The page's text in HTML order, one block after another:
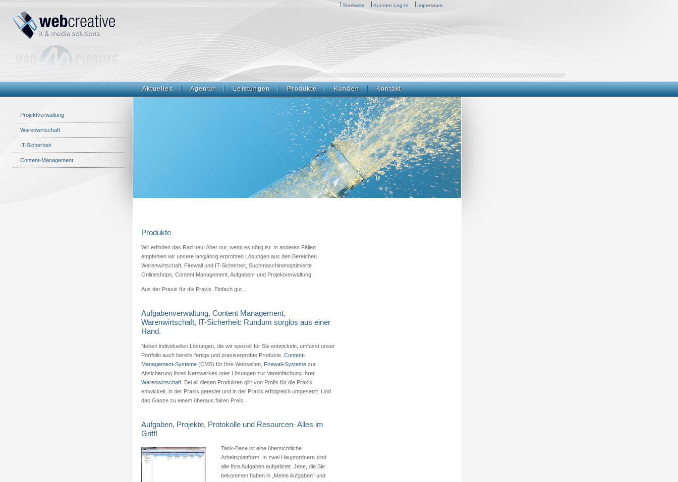
Startseite Kunden Log-In Impressum
Aktuelles Agentur Leistungen Produkte Kunden Kontakt
Projektverwaltung
Warenwirtschaft
IT-Sicherheit
Content-Management
Produkte
Wir erfinden das Rad neu! Aber nur, wenn es nötig ist. In anderen Fällen
empfehlen wir unsere langjährig erprobten Lösungen aus den Bereichen
Warenwirtschaft, Firewall und IT-Sicherheit, Suchmaschinenoptimierte
Onlineshops, Content Management, Aufgaben- und Projektverwaltung.
Aus der Praxis für die Praxis. Einfach gut...
Aufgabenverwaltung, Content Management,
Warenwirtschaft, IT-Sicherheit: Rundum sorglos aus einer
Hand.
Neben individuellen Lösungen, die wir speziell für Sie entwickeln, umfasst unser
Portfolio auch bereits fertige und praxiserprobte Produkte. Content-
Management-Systeme (CMS) für Ihre Webseiten, Firewall-Systeme zur
Absicherung Ihres Netzwerkes oder Lösungen zur Vereinfachung Ihrer
Warenwirtschaft . Bei all diesen Produkten gilt: von Profis für die Praxis
entwickelt, in der Praxis getestet und in der Praxis erfolgreich umgesetzt. Und
das Ganze zu einem überaus fairen Preis.
Aufgaben, Projekte, Protokolle und Resourcen- Alles im
Griff!
Task-Base ist eine übersichtliche
Arbeitsplattform. In zwei Hauptordnern sind
alle Ihre Aufgaben aufgelistet. Jene, die Sie
bekommen haben in „Meine Aufgaben“ und